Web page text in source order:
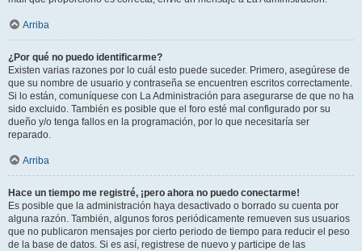
Arriba
¿Por qué no puedo identificarme?
Existen varias razones por lo cuál esto puede suceder. Primero, asegúrese de
que su nombre de usuario y contraseña se encuentren escritos correctamente.
Si lo están, comuníquese con La Administración para asegurarse de que no ha
sido excluido. También es posible que el foro esté mal configurado por su
dueño y/o tenga fallos en la programación, por lo que necesitaría ser
reparado.
Arriba
Hace un tiempo me registré, ¡pero ahora no puedo conectarme!
Es posible que la administración haya desactivado o borrado su cuenta por
alguna razón. También, algunos foros periódicamente remueven sus usuarios
que no publicaron mensajes por cierto periodo de tiempo para reducir el peso
de la base de datos. Si es así, registrese de nuevo y participe de las